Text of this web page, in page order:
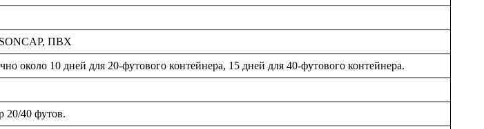
SONCAP, ПВХ
около 10 дней для 20-футового контейнера, 15 дней для 40-футового контейнера.
20/40 футов.